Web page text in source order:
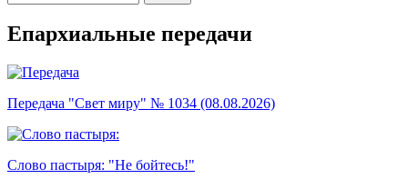
Епархиальные передачи
Передача "Свет миру" № 1034 (08.08.2026)
Слово пастыря: "Не бойтесь!"